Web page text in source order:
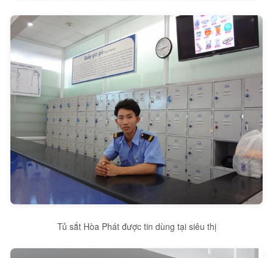
Tủ sắt Hòa Phát được tin dùng tại siêu thị